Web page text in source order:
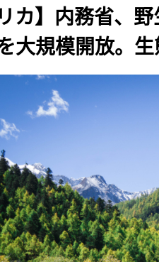
リカ】内務省、
大規模開放。